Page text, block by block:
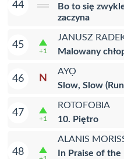
44
Bo to się
zaczyna
45
+1
JANUSZ
Malowany
46 N
AYỌ
Slow, Slow
47
+1
ROTOFOBIA
10. Piętro
48
ALANIS
In Praise of the